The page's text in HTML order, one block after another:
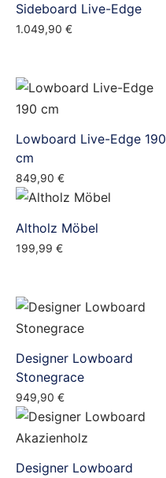
Sideboard Live-Edge
1.049,90 €
Lowboard Live-Edge 190
cm
849,90 €
Altholz Möbel
199,99 €
Designer Lowboard
Stonegrace
949,90 €
Designer Lowboard